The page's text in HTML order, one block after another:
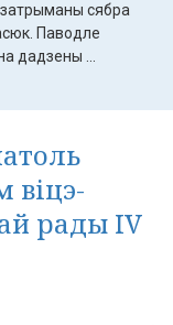
затрыманы сябра
Паводле
дадзены ...
рады IV